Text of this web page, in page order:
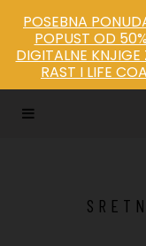
POSEBNA
POPUST OD
DIGITALNE KNJIGE
RAST I LIFE